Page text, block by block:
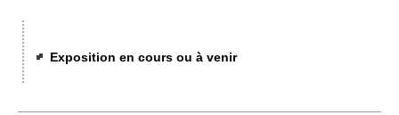
Cousinages
Exposition en cours ou à venir